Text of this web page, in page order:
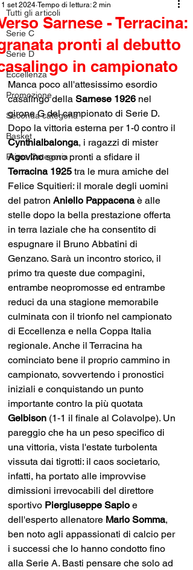
Tutti gli articoli
Serie C
Serie D
Eccellenza
Promozione
Seconda categoria
Basket
Prima Categoria
Sarnese - Terracina:
pronti al debutto
in campionato
set 2024 Tempo di lettura: 2 min
Manca poco all'attesissimo esordio
casalingo della Sarnese 1926 nel
girone G del campionato di Serie D.
Dopo la vittoria esterna per 1-0 contro il
Cynthialbalonga, i ragazzi di mister
Agovino sono pronti a sfidare il
Terracina 1925 tra le mura amiche del
Felice Squitieri: il morale degli uomini
del patron Aniello Pappacena è alle
stelle dopo la bella prestazione offerta
in terra laziale che ha consentito di
espugnare il Bruno Abbatini di
Genzano. Sarà un incontro storico, il
primo tra queste due compagini,
entrambe neopromosse ed entrambe
reduci da una stagione memorabile
culminata con il trionfo nel campionato
di Eccellenza e nella Coppa Italia
regionale. Anche il Terracina ha
cominciato bene il proprio cammino in
campionato, sovvertendo i pronostici
iniziali e conquistando un punto
importante contro la più quotata
Gelbison (1-1 il finale al Colavolpe). Un
pareggio che ha un peso specifico di
una vittoria, vista l'estate turbolenta
vissuta dai tigrotti: il caos societario,
infatti, ha portato alle improvvise
dimissioni irrevocabili del direttore
sportivo Piergiuseppe Sapio e
dell'esperto allenatore Mario Somma,
ben noto agli appassionati di calcio per
i successi che lo hanno condotto fino
alla Serie A. Basti pensare che solo ad